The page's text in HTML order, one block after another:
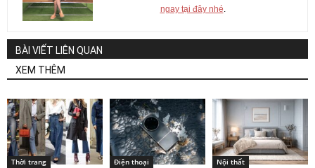
ngay tại đây nhé
BÀI VIẾT LIÊN QUAN
XEM THÊM
Thời trang Điện thoại Nội thất